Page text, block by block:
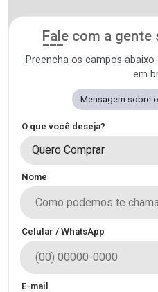
Fale com a
Preencha os campos
em
Mensagem sobre
O que você deseja?
Quero Comprar
Nome
Celular / WhatsApp
E-mail